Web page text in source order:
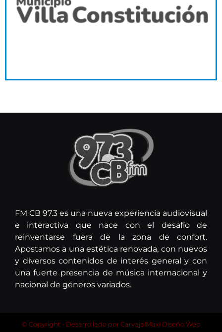
FM CB 97.3 es una nueva experiencia audiovisual
e interactiva que nace con el desafío de
reinventarse fuera de la zona de confort.
Apostamos a una estética renovada, con nuevos
y diversos contenidos de interés general y con
una fuerte presencia de música internacional y
nacional de géneros variados.
© Copyright - Desarrollado porCarvajalMaxi Diseño Web